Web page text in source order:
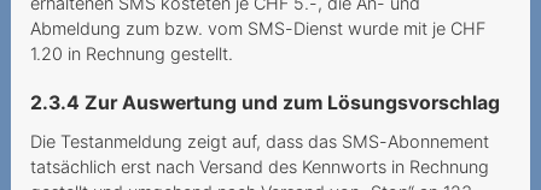
Abmeldung zum bzw. vom SMS-Dienst wurde mit je CHF
1.20 in Rechnung gestellt.
2.3.4 Zur Auswertung und zum Lösungsvorschlag
Die Testanmeldung zeigt auf, dass das SMS-Abonnement
tatsächlich erst nach Versand des Kennworts in Rechnung
accettata
2017
Verspätete Zustellung von
Rechnungen
Utilisation coûteuse du Wi-